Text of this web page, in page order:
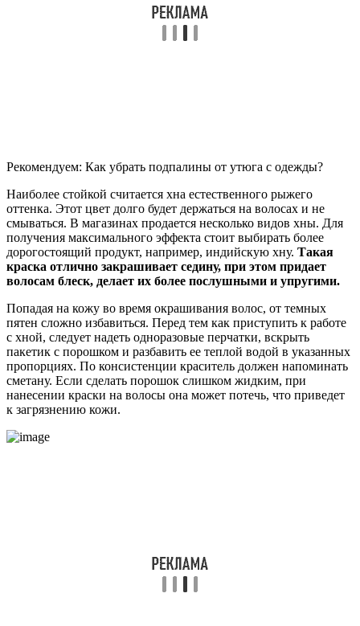
Рекомендуем: Как убрать подпалины от утюга с одежды?
Наиболее стойкой считается хна естественного рыжего
оттенка. Этот цвет долго будет держаться на волосах и не
смываться. В магазинах продается несколько видов хны. Для
получения максимального эффекта стоит выбирать более
дорогостоящий продукт, например, индийскую хну. Такая
краска отлично закрашивает седину, при этом придает
волосам блеск, делает их более послушными и упругими.
Попадая на кожу во время окрашивания волос, от темных
пятен сложно избавиться. Перед тем как приступить к работе
с хной, следует надеть одноразовые перчатки, вскрыть
пакетик с порошком и разбавить ее теплой водой в указанных
пропорциях. По консистенции краситель должен напоминать
сметану. Если сделать порошок слишком жидким, при
нанесении краски на волосы она может потечь, что приведет
к загрязнению кожи.